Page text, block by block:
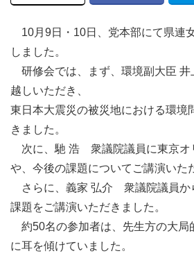
10月9日・10日、党本部にて県連
しました。
研修会では、まず、環境副大臣
越しいただき、
東日本大震災の被災地における環境
きました。
次に、馳 浩 衆議院議員に東京オ
や、今後の課題についてご講演いた
さらに、義家 弘介 衆議院議員か
課題をご講演いただきました。
約50名の参加者は、先生方の大局
に耳を傾けていました。